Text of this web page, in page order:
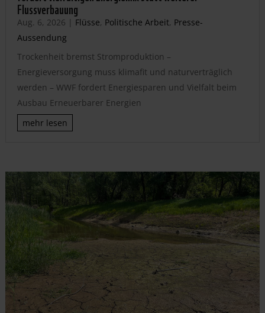
Flussverbauung
Aug. 6, 2026 | Flüsse, Politische Arbeit, Presse-
Aussendung
Trockenheit bremst Stromproduktion –
Energieversorgung muss klimafit und naturverträglich
werden – WWF fordert Energiesparen und Vielfalt beim
Ausbau Erneuerbarer Energien
mehr lesen